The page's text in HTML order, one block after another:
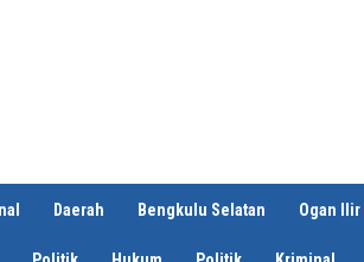
Daerah Bengkulu Selatan Ogan Ilir